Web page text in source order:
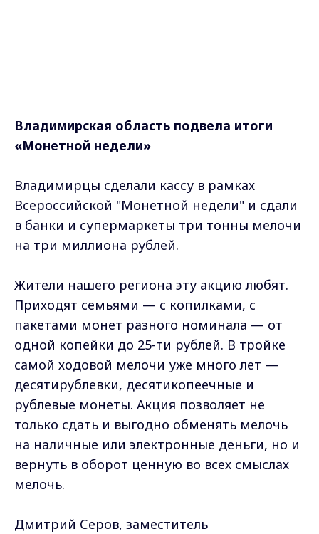
Владимирская область подвела итоги
«Монетной недели»
Владимирцы сделали кассу в рамках
Всероссийской "Монетной недели" и сдали
в банки и супермаркеты три тонны мелочи
на три миллиона рублей.
Жители нашего региона эту акцию любят.
Приходят семьями — с копилками, с
пакетами монет разного номинала — от
одной копейки до 25-ти рублей. В тройке
самой ходовой мелочи уже много лет —
десятирублевки, десятикопеечные и
рублевые монеты. Акция позволяет не
только сдать и выгодно обменять мелочь
на наличные или электронные деньги, но и
вернуть в оборот ценную во всех смыслах
мелочь.
Дмитрий Серов, заместитель